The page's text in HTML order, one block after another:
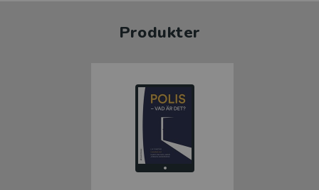
Produkter